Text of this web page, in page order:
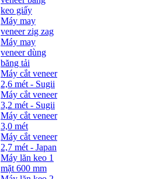
keo giấy
Máy may
veneer zig zag
Máy may
veneer dùng
băng tải
Máy cắt veneer
2,6 mét - Sugii
Máy cắt veneer
3,2 mét - Sugii
Máy cắt veneer
3,0 mét
Máy cắt veneer
2,7 mét - Japan
Máy lăn keo 1
mặt 600 mm